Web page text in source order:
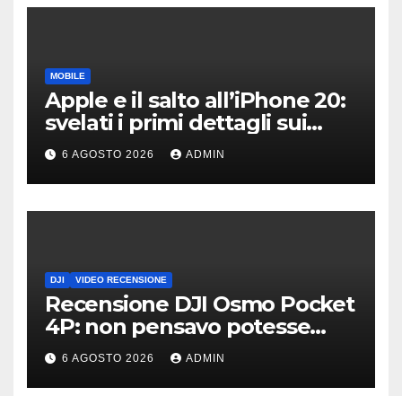
MOBILE
Apple e il salto all’iPhone 20:
svelati i primi dettagli sui
display dei futuri top di
gamma
6 AGOSTO 2026 ADMIN
DJI VIDEO RECENSIONE
Recensione DJI Osmo Pocket
4P: non pensavo potesse
piacermi così tanto
6 AGOSTO 2026 ADMIN